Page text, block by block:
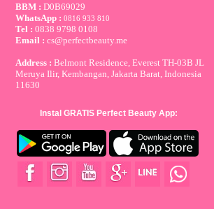
BBM : D0B69029
WhatsApp :0816 933 810
Tel :0838 9798 0108
Email :cs@perfectbeauty.me
Address : Belmont Residence, Everest TH-03B JL
Meruya Ilir, Kembangan, Jakarta Barat, Indonesia
11630
Instal GRATIS Perfect Beauty App: